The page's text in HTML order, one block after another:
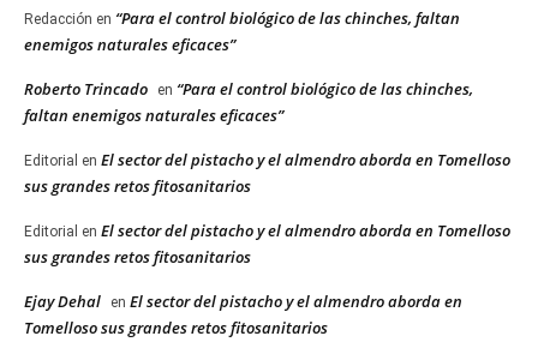
Redacción en “Para el control biológico de las chinches, faltan
enemigos naturales eficaces”
Roberto Trincado en “Para el control biológico de las chinches,
faltan enemigos naturales eficaces”
Editorial en El sector del pistacho y el almendro aborda en Tomelloso
sus grandes retos fitosanitarios
Editorial en El sector del pistacho y el almendro aborda en Tomelloso
sus grandes retos fitosanitarios
Ejay Dehal en El sector del pistacho y el almendro aborda en
Tomelloso sus grandes retos fitosanitarios